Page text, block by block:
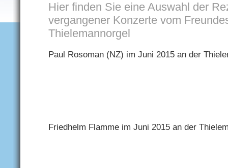
Hier finden Sie eine Auswahl der
vergangener Konzerte vom
Thielemannorgel
Paul Rosoman (NZ) im Juni 2015 an der
Friedhelm Flamme im Juni 2015 an der